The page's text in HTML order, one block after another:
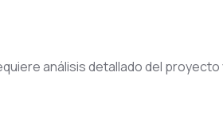
análisis detallado del proyecto